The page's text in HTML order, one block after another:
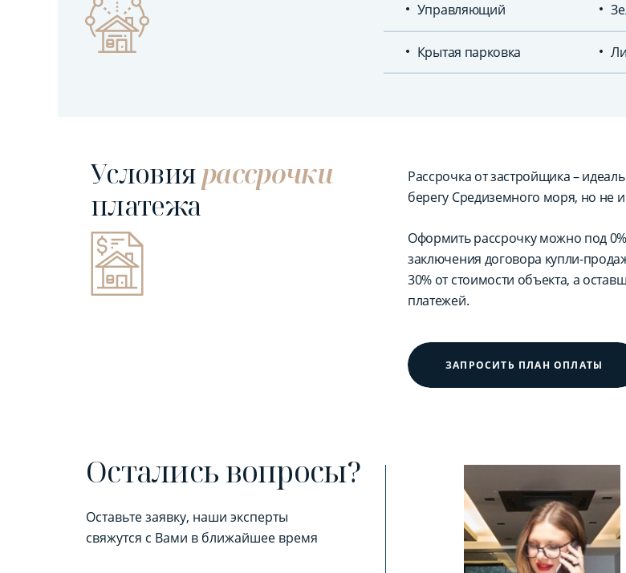
Управляющий
Крытая парковка
Условиярассрочки
платежа
Рассрочка от застройщика –
берегу Средиземного моря, но не
Оформить рассрочку можно под
заключения договора купли-
30% от стоимости объекта, а
платежей.
ЗАПРОСИТЬ ПЛАН ОПЛАТЫ
Остались вопросы?
Оставьте заявку, наши эксперты
свяжутся с Вами в ближайшее время